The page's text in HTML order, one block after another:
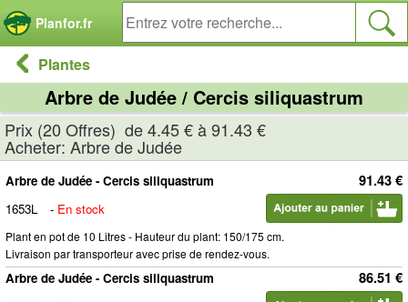
Planfor.fr
Plantes
Arbre de Judée / Cercis siliquastrum
Prix (20 Offres) de 4.45 € à 91.43 €
Acheter: Arbre de Judée
91.43 €
Arbre de Judée - Cercis siliquastrum
1653L
- En stock
Plant en pot de 10 Litres - Hauteur du plant: 150/175 cm.
Livraison par transporteur avec prise de rendez-vous.
86.51 €
Arbre de Judée - Cercis siliquastrum
Panneau de gestion des cookies